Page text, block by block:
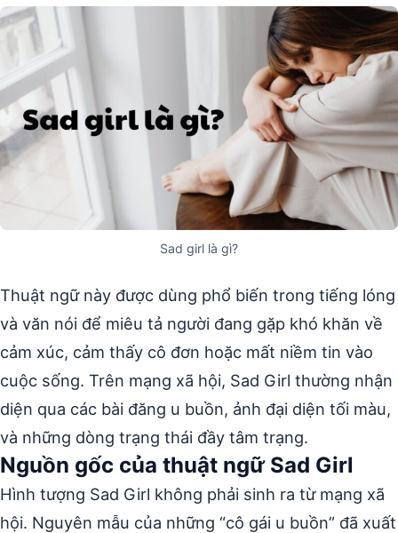
Sad girl là gì?
Thuật ngữ này được dùng phổ biến trong tiếng lóng
và văn nói để miêu tả người đang gặp khó khăn về
cảm xúc, cảm thấy cô đơn hoặc mất niềm tin vào
cuộc sống. Trên mạng xã hội, Sad Girl thường nhận
diện qua các bài đăng u buồn, ảnh đại diện tối màu,
và những dòng trạng thái đầy tâm trạng.
Nguồn gốc của thuật ngữ Sad Girl
Hình tượng Sad Girl không phải sinh ra từ mạng xã
hội. Nguyên mẫu của những “cô gái u buồn” đã xuất